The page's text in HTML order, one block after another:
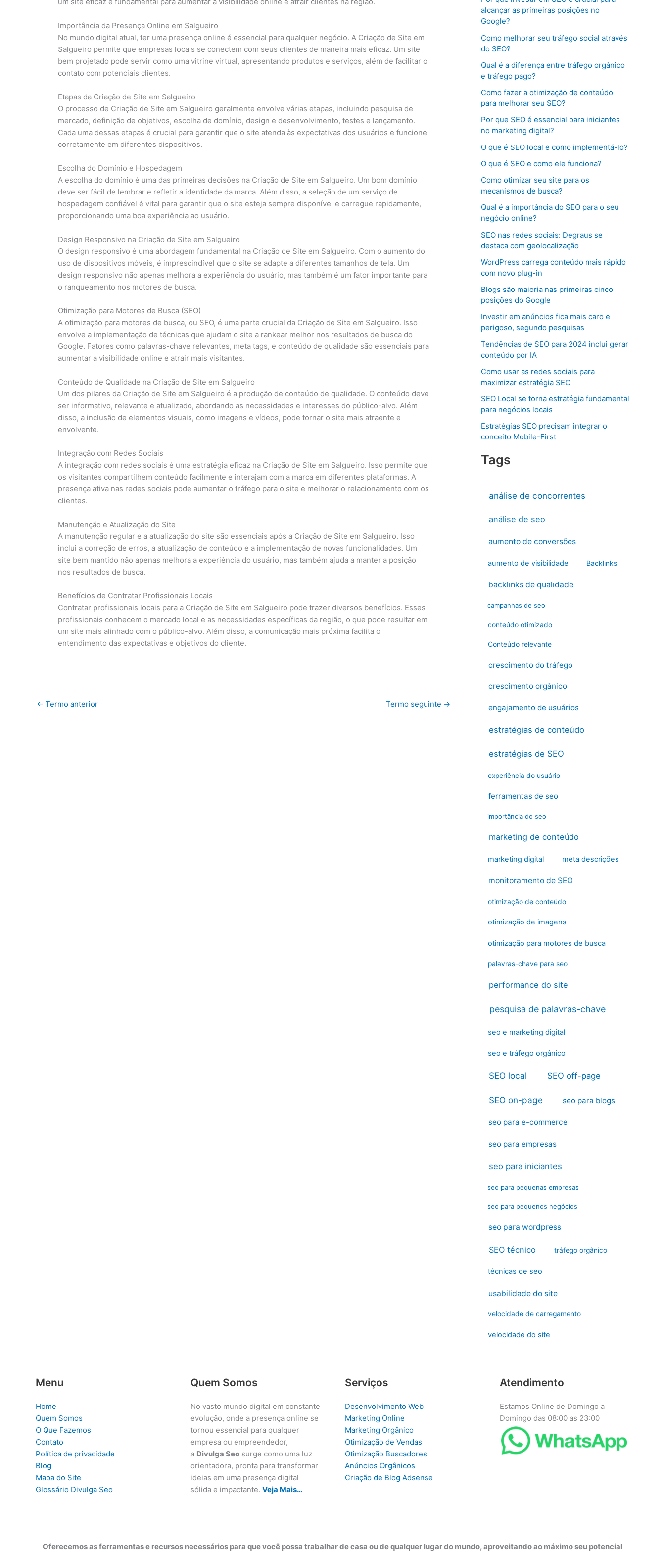
Importância da Presença Online em Salgueiro
No mundo digital atual, ter uma presença online é essencial para qualquer negócio. A Criação de Site em
Salgueiro permite que empresas locais se conectem com seus clientes de maneira mais eficaz. Um site
bem projetado pode servir como uma vitrine virtual, apresentando produtos e serviços, além de facilitar o
contato com potenciais clientes.
Etapas da Criação de Site em Salgueiro
O processo de Criação de Site em Salgueiro geralmente envolve várias etapas, incluindo pesquisa de
mercado, definição de objetivos, escolha de domínio, design e desenvolvimento, testes e lançamento.
Cada uma dessas etapas é crucial para garantir que o site atenda às expectativas dos usuários e funcione
corretamente em diferentes dispositivos.
Escolha do Domínio e Hospedagem
A escolha do domínio é uma das primeiras decisões na Criação de Site em Salgueiro. Um bom domínio
deve ser fácil de lembrar e refletir a identidade da marca. Além disso, a seleção de um serviço de
hospedagem confiável é vital para garantir que o site esteja sempre disponível e carregue rapidamente,
proporcionando uma boa experiência ao usuário.
Design Responsivo na Criação de Site em Salgueiro
O design responsivo é uma abordagem fundamental na Criação de Site em Salgueiro. Com o aumento do
uso de dispositivos móveis, é imprescindível que o site se adapte a diferentes tamanhos de tela. Um
design responsivo não apenas melhora a experiência do usuário, mas também é um fator importante para
o ranqueamento nos motores de busca.
Otimização para Motores de Busca (SEO)
A otimização para motores de busca, ou SEO, é uma parte crucial da Criação de Site em Salgueiro. Isso
envolve a implementação de técnicas que ajudam o site a rankear melhor nos resultados de busca do
Google. Fatores como palavras-chave relevantes, meta tags, e conteúdo de qualidade são essenciais para
aumentar a visibilidade online e atrair mais visitantes.
Conteúdo de Qualidade na Criação de Site em Salgueiro
Um dos pilares da Criação de Site em Salgueiro é a produção de conteúdo de qualidade. O conteúdo deve
ser informativo, relevante e atualizado, abordando as necessidades e interesses do público-alvo. Além
disso, a inclusão de elementos visuais, como imagens e vídeos, pode tornar o site mais atraente e
envolvente.
Integração com Redes Sociais
A integração com redes sociais é uma estratégia eficaz na Criação de Site em Salgueiro. Isso permite que
os visitantes compartilhem conteúdo facilmente e interajam com a marca em diferentes plataformas. A
presença ativa nas redes sociais pode aumentar o tráfego para o site e melhorar o relacionamento com os
clientes.
Manutenção e Atualização do Site
A manutenção regular e a atualização do site são essenciais após a Criação de Site em Salgueiro. Isso
inclui a correção de erros, a atualização de conteúdo e a implementação de novas funcionalidades. Um
site bem mantido não apenas melhora a experiência do usuário, mas também ajuda a manter a posição
nos resultados de busca.
Benefícios de Contratar Profissionais Locais
Contratar profissionais locais para a Criação de Site em Salgueiro pode trazer diversos benefícios. Esses
profissionais conhecem o mercado local e as necessidades específicas da região, o que pode resultar em
um site mais alinhado com o público-alvo. Além disso, a comunicação mais próxima facilita o
entendimento das expectativas e objetivos do cliente.
← Termo anterior Termo seguinte →
alcançar as primeiras posições no
Google?
Como melhorar seu tráfego social através
do SEO?
Qual é a diferença entre tráfego orgânico
e tráfego pago?
Como fazer a otimização de conteúdo
para melhorar seu SEO?
Por que SEO é essencial para iniciantes
no marketing digital?
O que é SEO local e como implementá-lo?
O que é SEO e como ele funciona?
Como otimizar seu site para os
mecanismos de busca?
Qual é a importância do SEO para o seu
negócio online?
SEO nas redes sociais: Degraus se
destaca com geolocalização
WordPress carrega conteúdo mais rápido
com novo plug-in
Blogs são maioria nas primeiras cinco
posições do Google
Investir em anúncios fica mais caro e
perigoso, segundo pesquisas
Tendências de SEO para 2024 inclui gerar
conteúdo por IA
Como usar as redes sociais para
maximizar estratégia SEO
SEO Local se torna estratégia fundamental
para negócios locais
Estratégias SEO precisam integrar o
conceito Mobile-First
Tags
análise de concorrentes
análise de seo
aumento de conversões
aumento de visibilidade Backlinks
backlinks de qualidade
campanhas de seo
conteúdo otimizado
Conteúdo relevante
crescimento do tráfego
crescimento orgânico
engajamento de usuários
estratégias de conteúdo
estratégias de SEO
experiência do usuário
ferramentas de seo
importância do seo
marketing de conteúdo
marketing digital meta descrições
monitoramento de SEO
otimização de conteúdo
otimização de imagens
otimização para motores de busca
palavras-chave para seo
performance do site
pesquisa de palavras-chave
seo e marketing digital
seo e tráfego orgânico
SEO local SEO off-page
SEO on-page seo para blogs
seo para e-commerce
seo para empresas
seo para iniciantes
seo para pequenas empresas
seo para pequenos negócios
seo para wordpress
SEO técnico tráfego orgânico
técnicas de seo
usabilidade do site
velocidade de carregamento
velocidade do site
Menu
Home
Quem Somos
O Que Fazemos
Contato
Política de privacidade
Blog
Mapa do Site
Glossário Divulga Seo
Quem Somos
No vasto mundo digital em constante
evolução, onde a presença online se
tornou essencial para qualquer
empresa ou empreendedor,
a Divulga Seosurge como uma luz
orientadora, pronta para transformar
ideias em uma presença digital
sólida e impactante. Veja Mais…
Serviços
Desenvolvimento Web
Marketing Online
Marketing Orgânico
Otimização de Vendas
Otimização Buscadores
Anúncios Orgânicos
Criação de Blog Adsense
Atendimento
Estamos Online de Domingo a
Domingo das 08:00 as 23:00
Oferecemos as ferramentas e recursos necessários para que você possa trabalhar de casa ou de qualquer lugar do mundo, aproveitando ao máximo seu potencial